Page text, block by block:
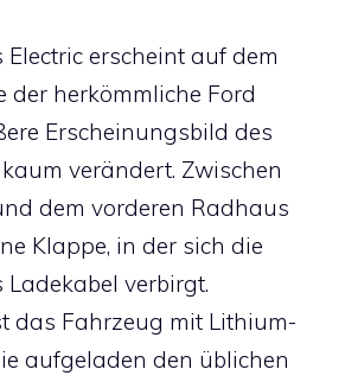
Electric erscheint auf dem
der herkömmliche Ford
Erscheinungsbild des
verändert. Zwischen
dem vorderen Radhaus
Klappe, in der sich die
verbirgt.
das Fahrzeug mit Lithium-
aufgeladen den üblichen